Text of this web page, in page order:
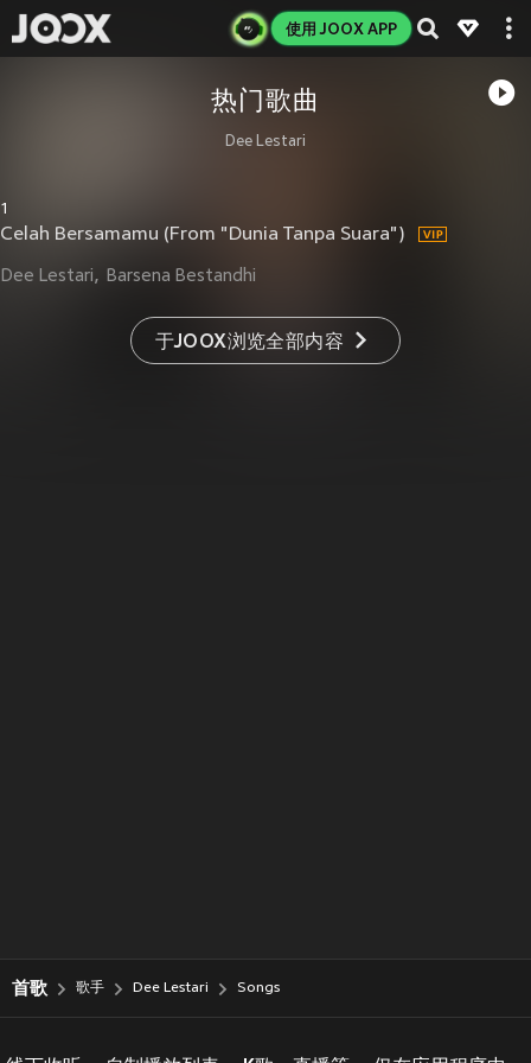
使用 JOOX APP
热门歌曲
Dee Lestari
1
Celah Bersamamu (From "Dunia Tanpa Suara")
Dee Lestari Barsena Bestandhi
于JOOX浏览全部内容
首歌 歌手 Dee Lestari Songs